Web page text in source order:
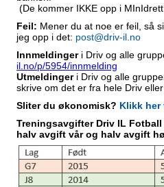
(De kommer IKKE opp i
Feil: Mener du at noe er feil, så
jeg opp i det: post@driv-il.no
Innmeldingeri Driv og alle
il.no/p/5954/innmelding
Utmeldingeri Driv og alle
skrive om det er fra hele Driv
Sliter du økonomisk? Klikk her
Treningsavgifter Driv IL
halv avgift vår og halv avgift